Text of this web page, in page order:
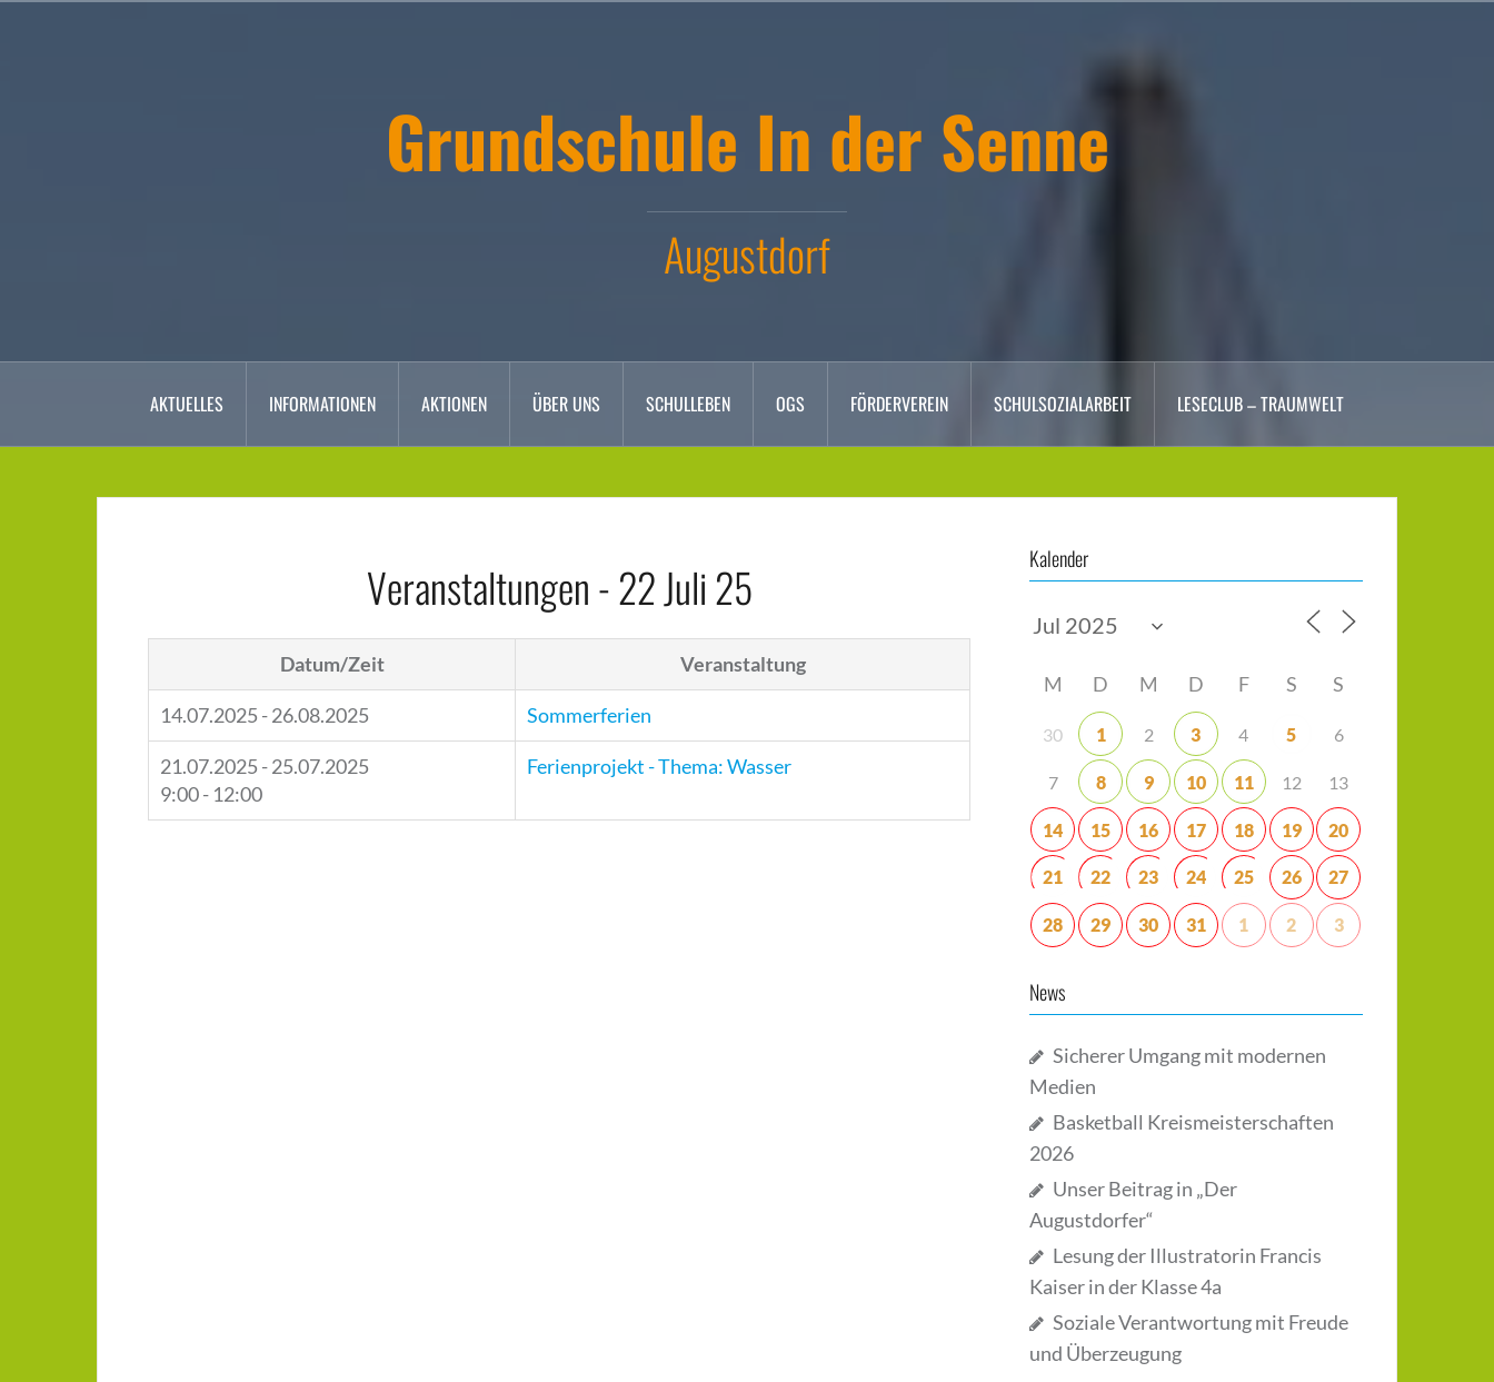
Grundschule In der Senne
Augustdorf
AKTUELLES INFORMATIONEN AKTIONEN ÜBER UNS SCHULLEBEN OGS FÖRDERVEREIN SCHULSOZIALARBEIT LESECLUB – TRAUMWELT
Veranstaltungen - 22 Juli 25
Datum/Zeit Veranstaltung
14.07.2025 - 26.08.2025 Sommerferien
21.07.2025 - 25.07.2025
9:00 - 12:00
Ferienprojekt - Thema: Wasser
Kalender
M D M D F S S
30 1 2 3 4 5 6
7 8 9 10 11 12 13
14 15 16 17 18 19 20
21 22 23 24 25 26 27
28 29 30 31 1 2 3
News
Sicherer Umgang mit modernen
Medien
Basketball Kreismeisterschaften
2026
Unser Beitrag in „Der
Augustdorfer“
Lesung der Illustratorin Francis
Kaiser in der Klasse 4a
Soziale Verantwortung mit Freude
und Überzeugung